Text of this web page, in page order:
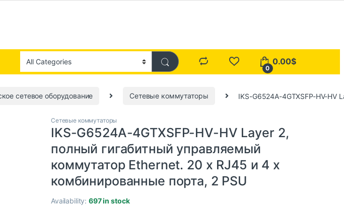
0
0.00$
сетевое оборудование Сетевые коммутаторы IKS-G6524A-4GTXSFP-HV-HV
Сетевые коммутаторы
IKS-G6524A-4GTXSFP-HV-HV Layer 2,
полный гигабитный управляемый
коммутатор Ethernet. 20 x RJ45 и 4 x
комбинированные порта, 2 PSU
Availability:697 in stock